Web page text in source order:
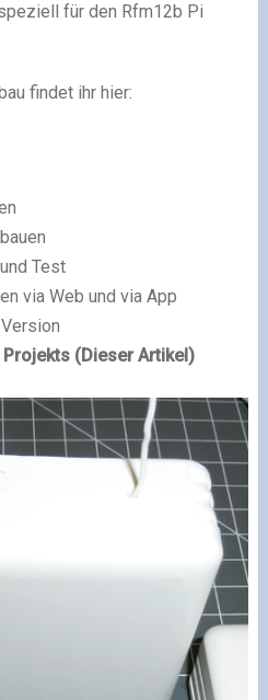
für den Rfm12b Pi
findet ihr hier:
Test
via Web und via App
(Dieser Artikel)